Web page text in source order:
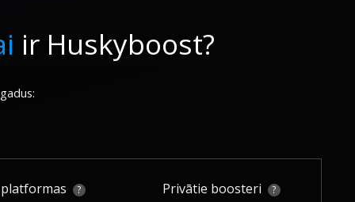
ir Huskyboost?
? Privātie boosteri ?